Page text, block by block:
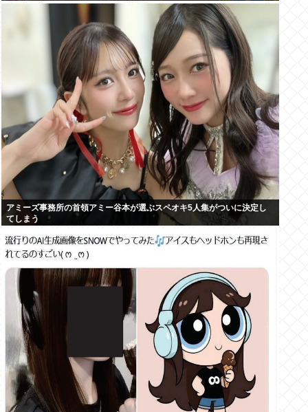
アミーズ事務所の首領アミー谷本が選ぶスペオキ5人集がついに決定し
てしまう